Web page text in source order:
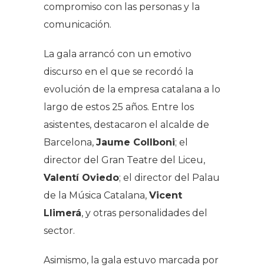
compromiso con las personas y la
comunicación.
La gala arrancó con un emotivo
discurso en el que se recordó la
evolución de la empresa catalana a lo
largo de estos 25 años. Entre los
asistentes, destacaron el alcalde de
Barcelona, Jaume Collboni; el
director del Gran Teatre del Liceu,
Valentí Oviedo; el director del Palau
de la Música Catalana, Vicent
Llimerá, y otras personalidades del
sector.
Asimismo, la gala estuvo marcada por